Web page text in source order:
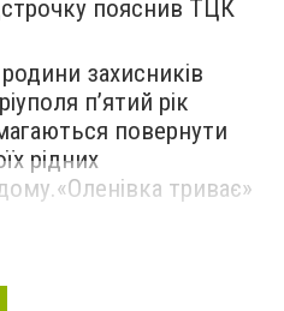
пояснив ТЦК
захисників
пʼятий рік
повернути
рідних
триває»